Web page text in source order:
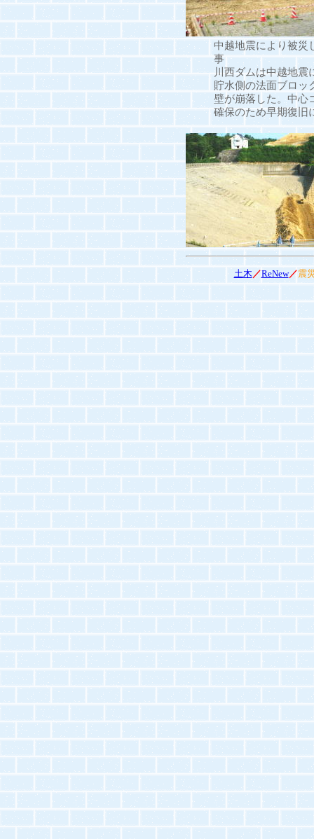
中越地震により被災
事
川西ダムは中越地震
貯水側の法面ブロッ
壁が崩落した。中心
確保のため早期復旧
土木 ／ReNew／震